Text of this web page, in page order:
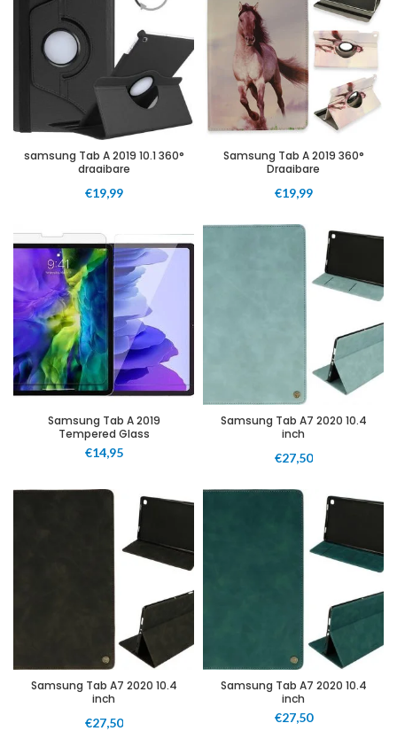
samsung Tab A 2019 10.1 360°
draaibare
€19,99
Samsung Tab A 2019 360°
Draaibare
€19,99
Samsung Tab A 2019
Tempered Glass
€14,95
Samsung Tab A7 2020 10.4
inch
€27,50
Samsung Tab A7 2020 10.4
inch
€27,50
Samsung Tab A7 2020 10.4
inch
€27,50